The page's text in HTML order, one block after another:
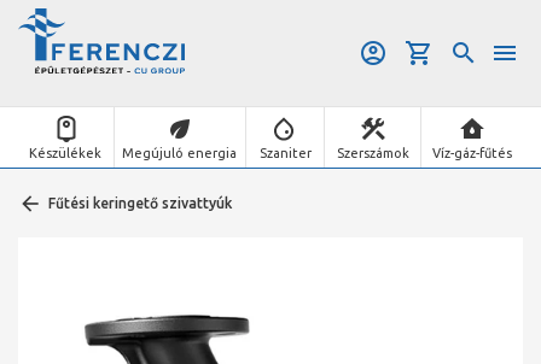
Készülékek Megújuló energia Szaniter Szerszámok Víz-gáz-fűtés
Fűtési keringető szivattyúk